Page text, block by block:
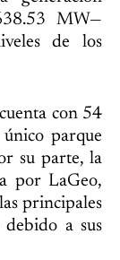
MW—
de los
con 54
parque
su parte, la
por LaGeo,
principales
a sus